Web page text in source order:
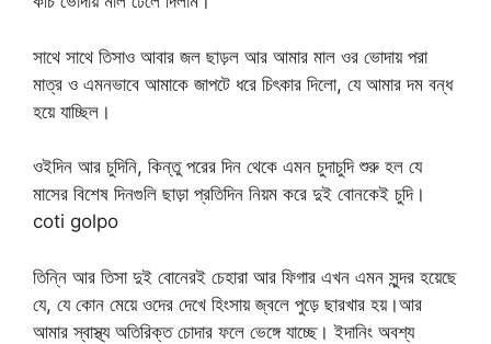
সাথে সাথে তিসাও আবার জল ছাড়ল আর আমার মাল ওর ভোদায় পরা
মাত্র ও এমনভাবে আমাকে জাপটে ধরে চিৎকার দিলো, যে আমার দম বন্ধ
হয়ে যাচ্ছিল।
ওইদিন আর চুদিনি, কিন্তু পরের দিন থেকে এমন চুদাচুদি শুরু হল যে
মাসের বিশেষ দিনগুলি ছাড়া প্রতিদিন নিয়ম করে দুই বোনকেই চুদি।
coti golpo
তিন্নি আর তিসা দুই বোনেরই চেহারা আর ফিগার এখন এমন সুন্দর হয়েছে
যে, যে কোন মেয়ে ওদের দেখে হিংসায় জ্বলে পুড়ে ছারখার হয়।আর
আমার স্বাস্থ্য অতিরিক্ত চোদার ফলে ভেঙ্গে যাচ্ছে। ইদানিং অবশ্য